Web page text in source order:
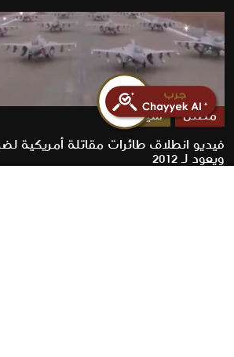
مضلل سياسة
فيديو انطلاق طائرات مقاتلة أمريكية
ويعود لـ 2012